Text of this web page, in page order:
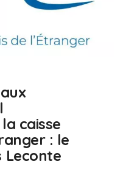
caisse
: le
Leconte